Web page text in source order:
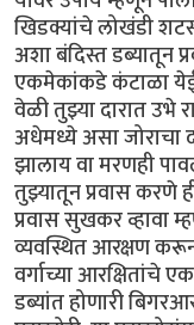
खिडक्यांचे लोखंडी
अशा बंदिस्त डब्यातून
एकमेकांकडे कंटाळा
वेळी तुझ्या दारात उभे
अधेमध्ये असा जोराचा
झालाय वा मरणही
तुझ्यातून प्रवास करणे
प्रवास सुखकर व्हावा
व्यवस्थित आरक्षण
वर्गाच्या
डब्यांत होणारी